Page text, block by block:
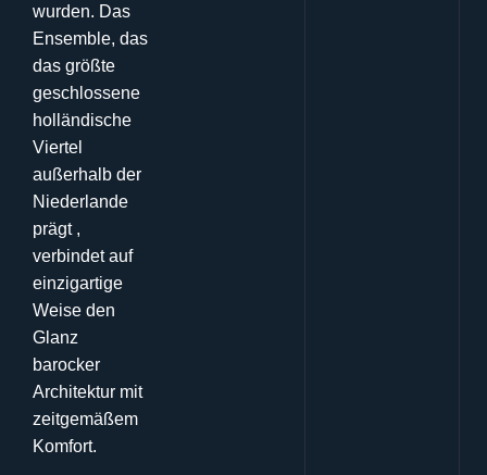
wurden. Das
Ensemble, das
das größte
geschlossene
holländische
Viertel
außerhalb der
Niederlande
prägt ,
verbindet auf
einzigartige
Weise den
Glanz
barocker
Architektur mit
zeitgemäßem
Komfort.